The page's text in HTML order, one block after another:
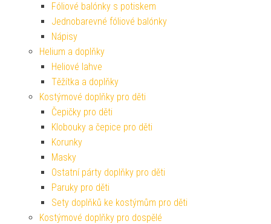
Fóliové balónky s potiskem
Jednobarevné fóliové balónky
Nápisy
Helium a doplňky
Heliové lahve
Těžítka a doplňky
Kostýmové doplňky pro děti
Čepičky pro děti
Klobouky a čepice pro děti
Korunky
Masky
Ostatní párty doplňky pro děti
Paruky pro děti
Sety doplňků ke kostýmům pro děti
Kostýmové doplňky pro dospělé